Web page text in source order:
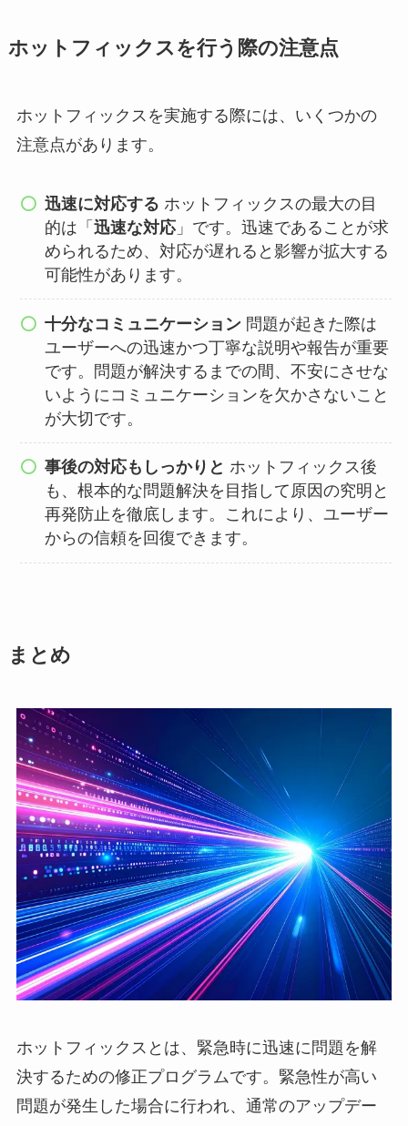
ホットフィックスを行う際の注意点
ホットフィックスを実施する際には、いくつかの
注意点があります。
迅速に対応する ホットフィックスの最大の目
的は「迅速な対応」です。迅速であることが求
められるため、対応が遅れると影響が拡大する
可能性があります。
十分なコミュニケーション 問題が起きた際は
ユーザーへの迅速かつ丁寧な説明や報告が重要
です。問題が解決するまでの間、不安にさせな
いようにコミュニケーションを欠かさないこと
が大切です。
事後の対応もしっかりと ホットフィックス後
も、根本的な問題解決を目指して原因の究明と
再発防止を徹底します。これにより、ユーザー
からの信頼を回復できます。
まとめ
ホットフィックスとは、緊急時に迅速に問題を解
決するための修正プログラムです。緊急性が高い
問題が発生した場合に行われ、通常のアップデー